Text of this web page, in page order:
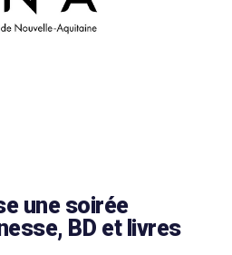
une soirée
BD et livres